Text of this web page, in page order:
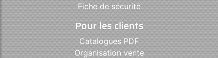
Fiche de sécurité
Pour les clients
Catalogues PDF
Organisation vente